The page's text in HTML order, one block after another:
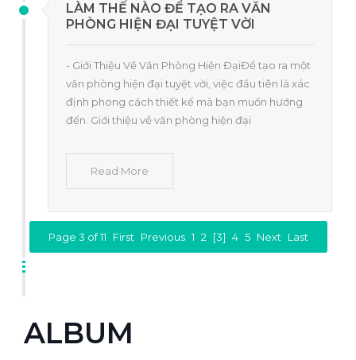
LÀM THẾ NÀO ĐỂ TẠO RA VĂN
PHÒNG HIỆN ĐẠI TUYỆT VỜI
- Giới Thiệu Về Văn Phòng Hiện ĐạiĐể tạo ra một
văn phòng hiện đại tuyệt vời, việc đầu tiên là xác
định phong cách thiết kế mà bạn muốn hướng
đến. Giới thiệu về văn phòng hiện đại
Read More
Page 3 of 11 First Previous 1 2 [3] 4 5 Next Last
ALBUM